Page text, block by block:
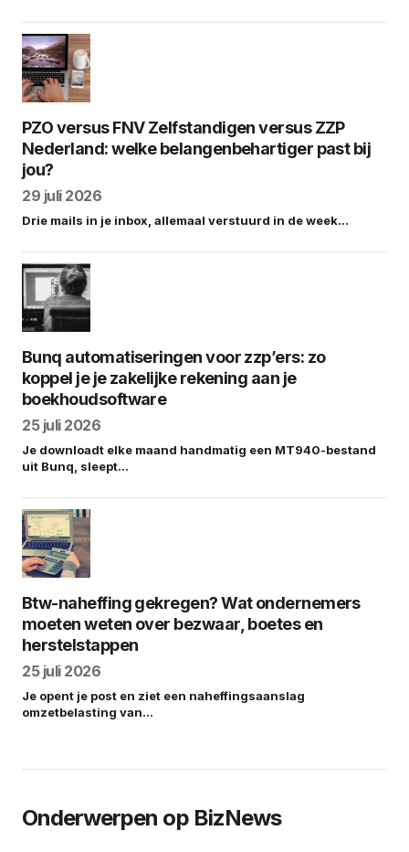
PZO versus FNV Zelfstandigen versus ZZP
Nederland: welke belangenbehartiger past bij
jou?
29 juli 2026
Drie mails in je inbox, allemaal verstuurd in de week…
Bunq automatiseringen voor zzp’ers: zo
koppel je je zakelijke rekening aan je
boekhoudsoftware
25 juli 2026
Je downloadt elke maand handmatig een MT940-bestand
uit Bunq, sleept…
Btw-naheffing gekregen? Wat ondernemers
moeten weten over bezwaar, boetes en
herstelstappen
25 juli 2026
Je opent je post en ziet een naheffingsaanslag
omzetbelasting van…
Onderwerpen op BizNews